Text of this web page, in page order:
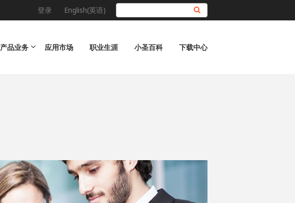
登录 English(英语)
产品业务 应用市场 职业生涯 小圣百科 下载中心